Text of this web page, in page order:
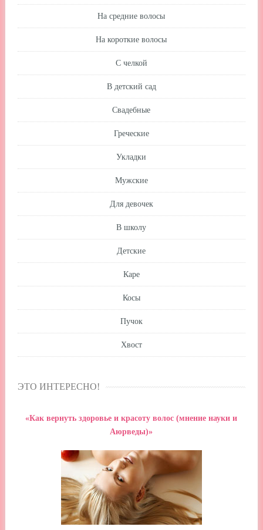
На средние волосы
На короткие волосы
С челкой
В детский сад
Свадебные
Греческие
Укладки
Мужские
Для девочек
В школу
Детские
Каре
Косы
Пучок
Хвост
ЭТО ИНТЕРЕСНО!
«Как вернуть здоровье и красоту волос (мнение науки и
Аюрведы)»